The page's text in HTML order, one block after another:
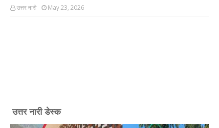
उत्तर नारी May 23, 2026
उत्तर नारी डेस्क